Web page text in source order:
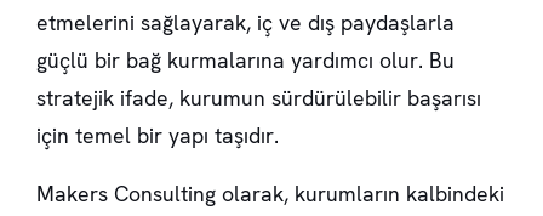
etmelerini sağlayarak, iç ve dış paydaşlarla
güçlü bir bağ kurmalarına yardımcı olur. Bu
stratejik ifade, kurumun sürdürülebilir başarısı
için temel bir yapı taşıdır.
Makers Consulting olarak, kurumların kalbindeki